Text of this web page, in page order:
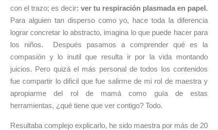
con el trazo; es decir: ver tu respiración plasmada en papel.
Para alguien tan disperso como yo, hace toda la diferencia
lograr concretar lo abstracto, imagina lo que puede hacer para
los niños. Después pasamos a comprender qué es la
compasión y lo inutil que resulta ir por la vida montando
juicios. Pero quizá el más personal de todos los contenidos
fue compartir lo dificil que fue salirme de mi rol de maestra y
apropiarme del rol de mamá como guía de estas
herramientas, ¿qué tiene que ver contigo? Todo.
Resultaba complejo explicarlo, he sido maestra por más de 20